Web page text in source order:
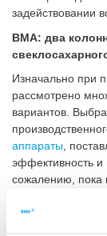
задействовании
BMA: два
Изначально при
рассмотрено
вариантов.
аппараты,
эффективность и
сожалению, пока